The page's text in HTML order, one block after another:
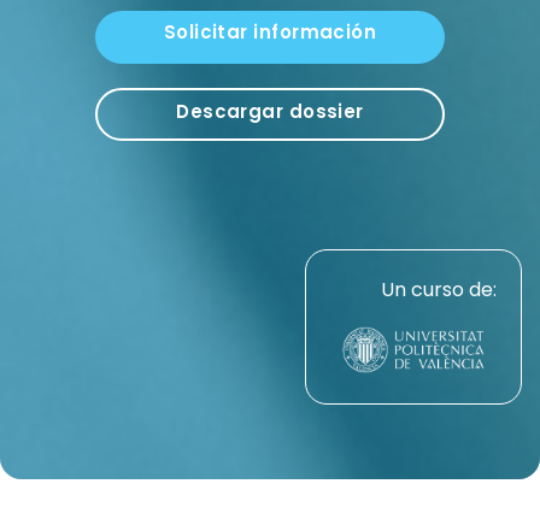
Solicitar información
Descargar dossier
Un curso de: